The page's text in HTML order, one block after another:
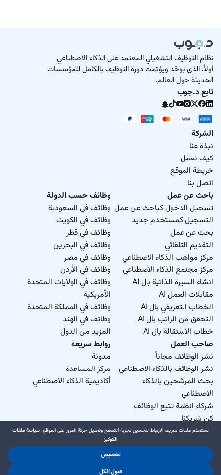
نظام التوظيف التشغيلي المعتمد على الذكاء الاصطناعي
أولاً، الذي يوحّد ويؤتمت دورة التوظيف بالكامل للمؤسسات
الحديثة حول العالم.
تابع د.جوب
الشركة
نبذة عنا
كيف نعمل
خريطة الموقع
اتصل بنا
باحث عن عمل
تسجيل الدخول كباحث عن عمل
التسجيل كمستخدم جديد
بحث عن عمل
التقديم التلقائي
مركز مواهب الذكاء الاصطناعي
مركز مجتمع الذكاء الاصطناعي
انشاء السيرة الذاتية بال AI
مقابلات العمل AI
الخطاب التعريفي بال AI
التحقق من الراتب بال AI
خطاب الاستقالة بال AI
وظائف حسب الدولة
وظائف في السعودية
وظائف في الكويت
وظائف في قطر
وظائف في البحرين
وظائف في مصر
وظائف في الأردن
وظائف في الولايات المتحدة
الأمريكية
وظائف في المملكة المتحدة
وظائف في الهند
المزيد من الدول
صاحب العمل
نشر الوظائف مجاناً
نشر الوظائف بالذكاء الاصطناعي
بحث المرشحين بالذكاء
الاصطناعي
شركاء انظمة تتبع الوظائف
كن شريكنا
روابط سريعة
مدونة
مركز المساعدة
أكاديمية الذكاء الاصطناعي
سياسة الخصوصية
نستخدم ملفات تعريف الارتباط لتحسين تجربة التصفح وتحليل حركة المرور على الموقع. سياسة ملفات
الكوكيز
تخصيص
قبول الكل